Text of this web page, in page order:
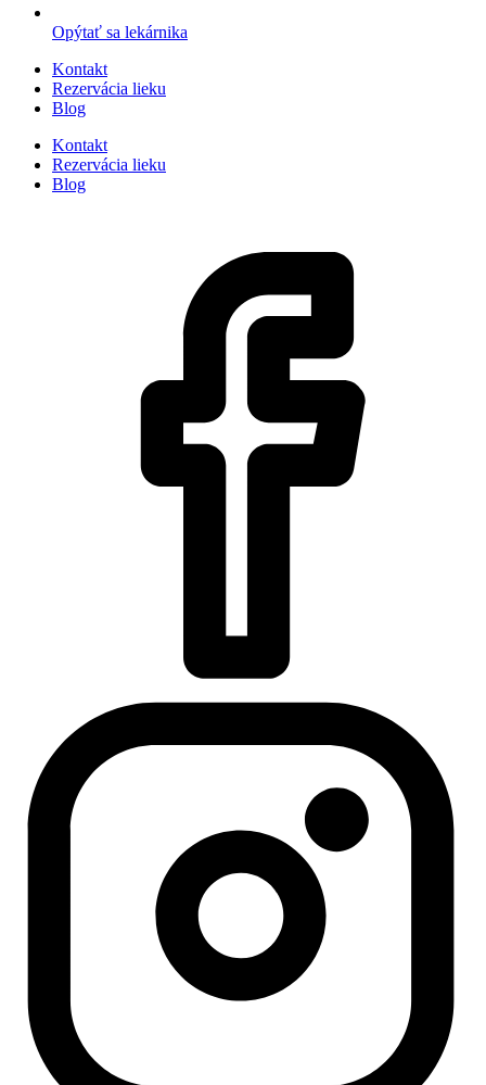
Opýtať sa lekárnika
Kontakt
Rezervácia lieku
Blog
Kontakt
Rezervácia lieku
Blog